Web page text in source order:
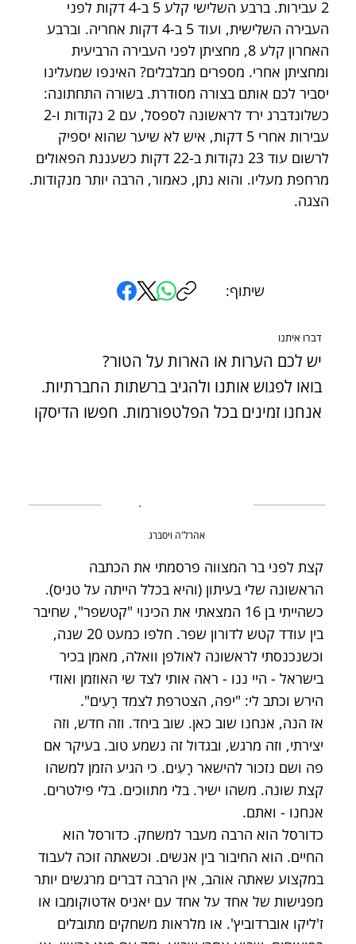
2 עבירות. ברבע השלישי קלע 5 ב-4 דקות לפני
העבירה השלישית, ועוד 5 ב-4 דקות אחריה. וברבע
האחרון קלע 8, מחציתן לפני העבירה הרביעית
ומחציתן אחרי. מספרים מבלבלים? האינפו שמעלינו
יסביר לכם אותם בצורה מסודרת. בשורה התחתונה:
כשלונדברג ירד לראשונה לספסל, עם 2 נקודות ו-2
עבירות אחרי 5 דקות, איש לא שיער שהוא יספיק
לרשום עוד 23 נקודות ב-22 דקות כשעננת הפאולים
מרחפת מעליו. והוא נתן, כאמור, הרבה יותר מנקודות.
הצגה.
שיתוף:
דברו איתנו
יש לכם הערות או הארות על הטור?
בואו לפגוש אותנו ולהגיב ברשתות החברתיות.
אנחנו זמינים בכל הפלטפורמות. חפשו הדיסקו
אהרל'ה ויסברג
קצת לפני בר המצווה פרסמתי את הכתבה
הראשונה שלי בעיתון (והיא בכלל הייתה על טניס).
כשהייתי בן 16 המצאתי את הכינוי "קטשפר", שחיבר
בין עודד קטש לדורון שפר. חלפו כמעט 20 שנה,
וכשנכנסתי לראשונה לאולפן וואלה, מאמן בכיר
בישראל - היי ננו - ראה אותי לצד שי האוזמן ואודי
הירש וכתב לי: "יפה, הצטרפת לצמד רָעִים".
אז הנה, אנחנו שוב כאן. שוב ביחד. וזה חדש, וזה
יצירתי, וזה מרגש, ובגדול זה נשמע טוב. בעיקר אם
פה ושם נזכור להישאר רָעִים. כי הגיע הזמן למשהו
קצת שונה. משהו ישיר. בלי מתווכים. בלי פילטרים.
אנחנו - ואתם.
כדורסל הוא הרבה מעבר למשחק. כדורסל הוא
החיים. הוא החיבור בין אנשים. וכשאתה זוכה לעבוד
במקצוע שאתה אוהב, אין הרבה דברים מרגשים יותר
מפגישות של אחד על אחד עם יאניס אדטוקומבו או
ז'ליקו אוברדוביץ'. או מלראות משחקים מתובלים